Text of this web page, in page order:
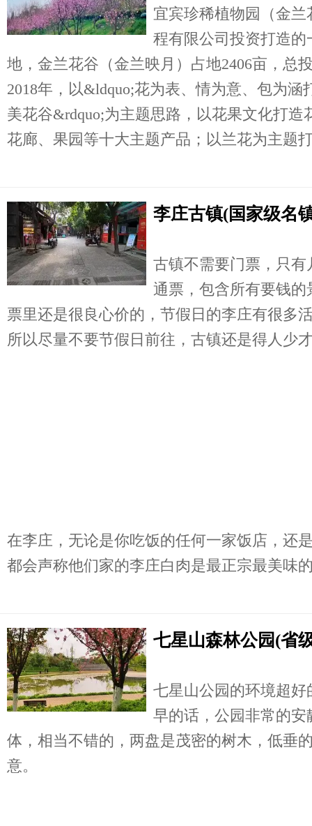
宜宾珍稀植物园（金
程有限公司投资打造
地，金兰花谷（金兰映月）占地2406亩，总
2018年，以&ldquo;花为表、情为意、包为
美花谷&rdquo;为主题思路，以花果文化打造
花廊、果园等十大主题产品；以兰花为主题
李庄古镇(国家级名
古镇不需要门票，只
通票，包含所有要钱
票里还是很良心价的，节假日的李庄有很多
所以尽量不要节假日前往，古镇还是得人少
在李庄，无论是你吃饭的任何一家饭店，还
都会声称他们家的李庄白肉是最正宗最美味
七星山森林公园(省
七星山公园的环境超
早的话，公园非常的
体，相当不错的，两盘是茂密的树木，低垂
意。